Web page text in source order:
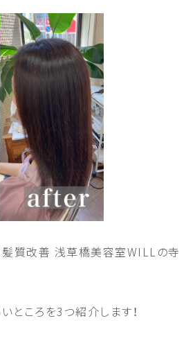
髪質改善 浅草橋美容室WILLの寺
ところを3 つ紹介します！